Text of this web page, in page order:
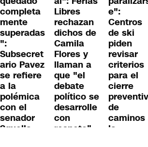
superadas
":
Subsecret
ario Pavez
se refiere
a la
polémica
con el
senador
Squella
dichos de
Camila
Flores y
llaman a
que "el
debate
político se
desarrolle
con
respeto"
de ski
piden
revisar
criterios
para el
cierre
preventivo
de
caminos a
la
montaña